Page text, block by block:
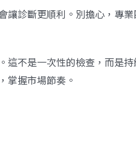
讓診斷更順利。別擔心，專
不是一次性的檢查，而是持
掌握市場節奏。